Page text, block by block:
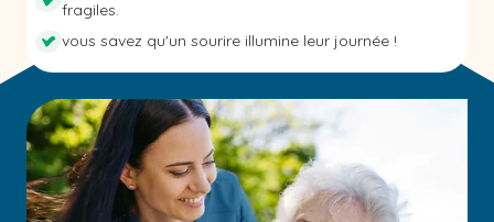
fragiles.
vous savez qu'un sourire illumine leur journée !